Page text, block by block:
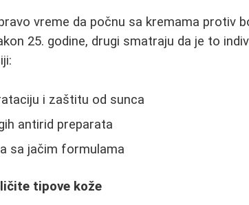
vreme da počnu sa kremama protiv
25. godine, drugi smatraju da je to
i zaštitu od sunca
antirid preparata
sa jačim formulama
tipove kože